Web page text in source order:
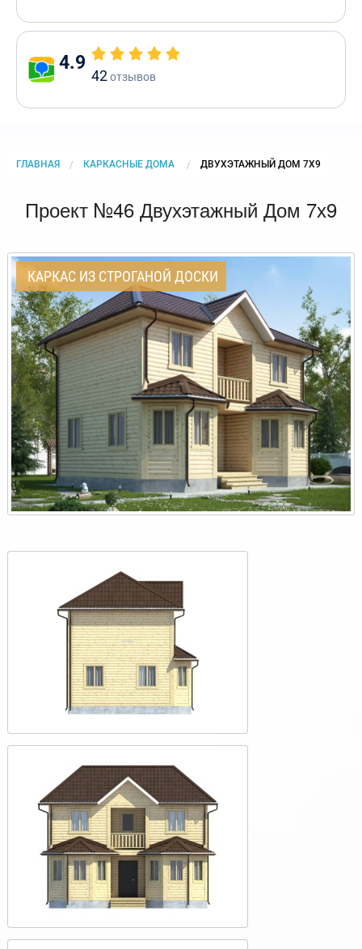
4.9
42отзывов
ГЛАВНАЯ КАРКАСНЫЕ ДОМА CURRENT:
ДВУХЭТАЖНЫЙ ДОМ 7Х9
Проект №46 Двухэтажный Дом 7х9
КАРКАС ИЗ СТРОГАНОЙ ДОСКИ